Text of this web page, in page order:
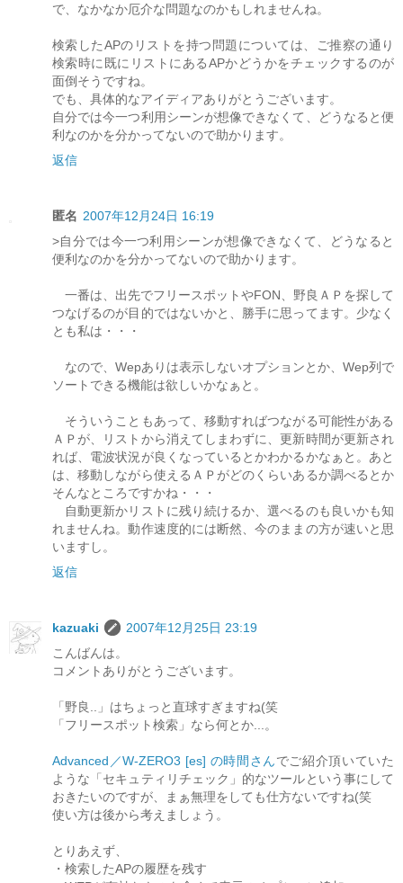
で、なかなか厄介な問題なのかもしれませんね。
検索したAPのリストを持つ問題については、ご推察の通り
検索時に既にリストにあるAPかどうかをチェックするのが
面倒そうですね。
でも、具体的なアイディアありがとうございます。
自分では今一つ利用シーンが想像できなくて、どうなると便
利なのかを分かってないので助かります。
返信
匿名 2007年12月24日 16:19
>自分では今一つ利用シーンが想像できなくて、どうなると
便利なのかを分かってないので助かります。
一番は、出先でフリースポットやFON、野良ＡＰを探して
つなげるのが目的ではないかと、勝手に思ってます。少なく
とも私は・・・
なので、Wepありは表示しないオプションとか、Wep列で
ソートできる機能は欲しいかなぁと。
そういうこともあって、移動すればつながる可能性がある
ＡＰが、リストから消えてしまわずに、更新時間が更新され
れば、電波状況が良くなっているとかわかるかなぁと。あと
は、移動しながら使えるＡＰがどのくらいあるか調べるとか
そんなところですかね・・・
自動更新かリストに残り続けるか、選べるのも良いかも知
れませんね。動作速度的には断然、今のままの方が速いと思
いますし。
返信
kazuaki
2007年12月25日 23:19
こんばんは。
コメントありがとうございます。
「野良..」はちょっと直球すぎますね(笑
「フリースポット検索」なら何とか...。
Advanced／W-ZERO3 [es] の時間さんでご紹介頂いていた
ような「セキュティリチェック」的なツールという事にして
おきたいのですが、まぁ無理をしても仕方ないですね(笑
使い方は後から考えましょう。
とりあえず、
・検索したAPの履歴を残す